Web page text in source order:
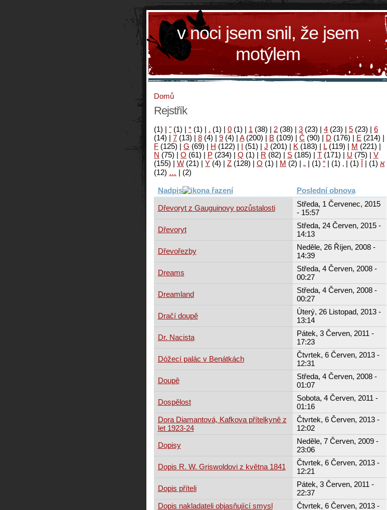
v noci jsem snil, že jsem
motýlem
Domů
Rejstřík
(1) | " (1) | * (1) | . (1) | 0 (1) | 1 (38) | 2 (38) | 3 (23) | 4 (23) | 5 (23) | 6
(14) | 7 (13) | 8 (4) | 9 (4) | A(200) | B (109) | Č (90) | D (176) | E (214) |
F (125) | G (69) | H (122) | I (51) | J (201) | K (183) | L(119) | M (221) |
N (75) | O (61) | P (234) | Q (1) | R (82) | S (185) | T (171) | U (75) | V
(155) | W (21) | Y (4) | Z (128) | Ο (1) | М (2) | א (1)
| آ (1)
|
‚
(1)
|
“
(1)
|
„
(2)
|
…
(12)
Nadpis Poslední obnova
Dřevoryt z Gauguinovy pozůstalosti
Středa, 1 Červenec, 2015
- 15:57
Dřevoryt
Středa, 24 Červen, 2015 -
14:13
Dřevořezby
Neděle, 26 Říjen, 2008 -
14:39
Dreams
Středa, 4 Červen, 2008 -
00:27
Dreamland
Středa, 4 Červen, 2008 -
00:27
Dračí doupě
Úterý, 26 Listopad, 2013 -
13:14
Dr. Nacista
Pátek, 3 Červen, 2011 -
17:23
Dóžecí palác v Benátkách
Čtvrtek, 6 Červen, 2013 -
12:31
Doupě
Středa, 4 Červen, 2008 -
01:07
Dospělost
Sobota, 4 Červen, 2011 -
01:16
Dora Diamantová, Kafkova přítelkyně z
let 1923-24
Čtvrtek, 6 Červen, 2013 -
12:02
Dopisy
Neděle, 7 Červen, 2009 -
23:06
Dopis R. W. Griswoldovi z května 1841
Čtvrtek, 6 Červen, 2013 -
12:21
Dopis příteli
Pátek, 3 Červen, 2011 -
22:37
Dopis nakladateli objasňující smysl
Čtvrtek, 6 Červen, 2013 -